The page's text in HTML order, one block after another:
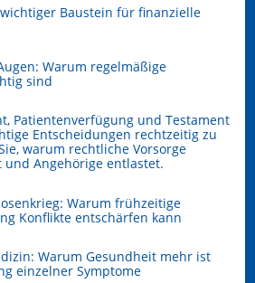
Baustein für finanzielle
Warum regelmäßige
sind
Patientenverfügung und Testament
Entscheidungen rechtzeitig zu
warum rechtliche Vorsorge
Angehörige entlastet.
Warum frühzeitige
Konflikte entschärfen kann
Warum Gesundheit mehr ist
einzelner Symptome